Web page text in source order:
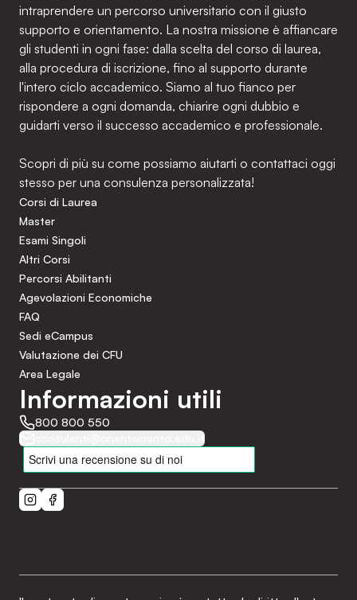
intraprendere un percorso universitario con il giusto
supporto e orientamento. La nostra missione è affiancare
gli studenti in ogni fase: dalla scelta del corso di laurea,
alla procedura di iscrizione, fino al supporto durante
l'intero ciclo accademico. Siamo al tuo fianco per
rispondere a ogni domanda, chiarire ogni dubbio e
guidarti verso il successo accademico e professionale.
Scopri di più su come possiamo aiutarti o contattaci oggi
stesso per una consulenza personalizzata!
Corsi di Laurea
Master
Esami Singoli
Altri Corsi
Percorsi Abilitanti
Agevolazioni Economiche
FAQ
Sedi eCampus
Valutazione dei CFU
Area Legale
Informazioni utili
800 800 550
consulenti@orientamento.edu.it